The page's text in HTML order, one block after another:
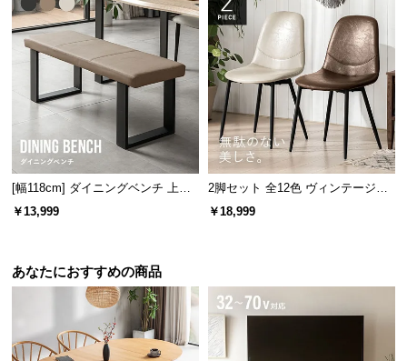
つ
い
て
会
約
に
い
様
[幅118cm] ダイニングベンチ 上品
なPVCレザー×スチール脚 耐荷重2
￥13,999
2脚セット 全12色 ヴィンテージ調
デザイナーズシェルチェア
￥18,999
あなたにおすすめの商品